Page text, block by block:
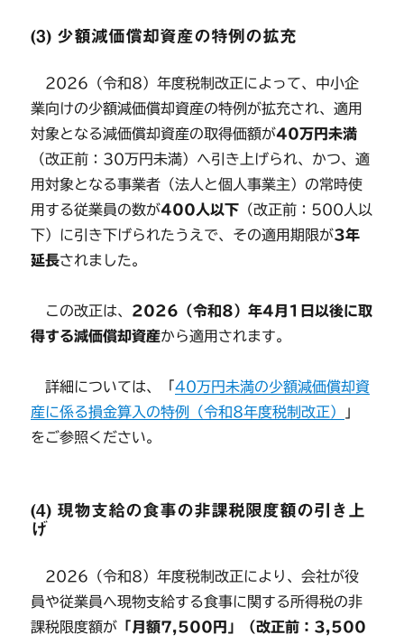
(3) 少額減価償却資産の特例の拡充
2026（令和8）年度税制改正によって、中小企
業向けの少額減価償却資産の特例が拡充され、適用
対象となる減価償却資産の取得価額が40万円未満
（改正前：30万円未満）へ引き上げられ、かつ、適
用対象となる事業者（法人と個人事業主）の常時使
用する従業員の数が400人以下 （改正前：500人以
下）に引き下げられたうえで、その適用期限が3年
延長されました。
この改正は、 2026（令和8）年4月1日以後に取
得する減価償却資産から適用されます。
詳細については、「40万円未満の少額減価償却資
産に係る損金算入の特例（令和8年度税制改正）
」
をご参照ください。
(4) 現物支給の食事の非課税限度額の引き上
げ
2026（令和8）年度税制改正により、会社が役
員や従業員へ現物支給する食事に関する所得税の非
課税限度額が 「月額7,500円」（改正前：3,500